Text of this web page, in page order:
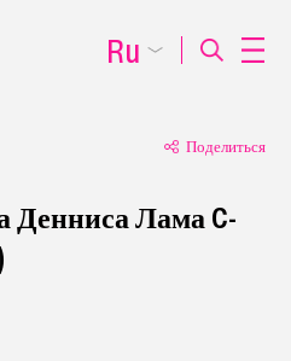
Поделиться
Денниса Лама C-
Ru